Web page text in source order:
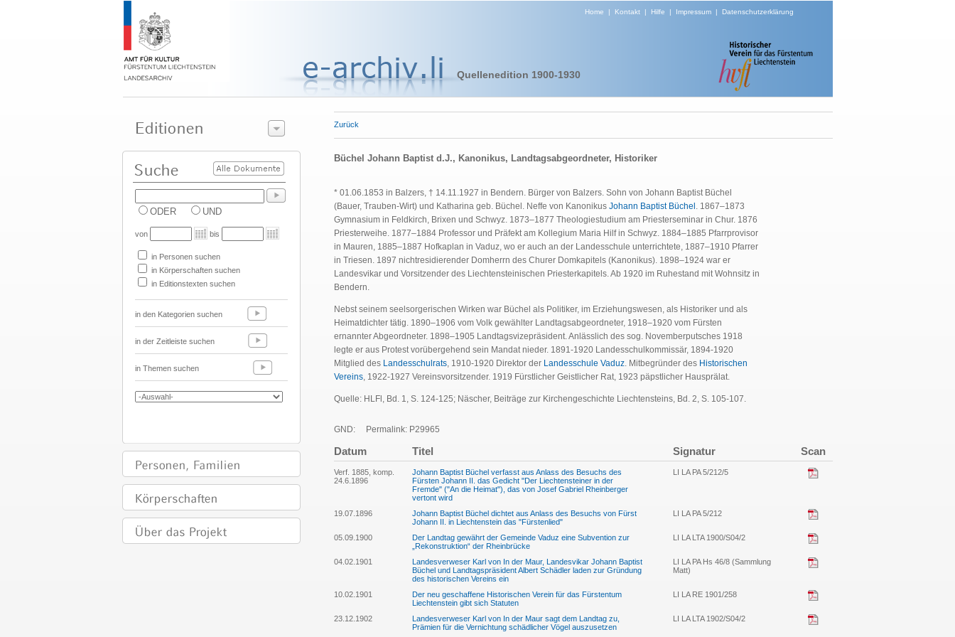
Home | Kontakt| Hilfe | Impressum| Datenschutzerklärung
Quellenedition 1900-1930
ODER UND
von bis
in Personen suchen
in Körperschaften suchen
in Editionstexten suchen
in den Kategorien suchen
in der Zeitleiste suchen
in Themen suchen
Zurück
Büchel Johann Baptist d.J., Kanonikus, Landtagsabgeordneter, Historiker
* 01.06.1853 in Balzers, † 14.11.1927 in Bendern. Bürger von Balzers. Sohn von Johann Baptist Büchel
(Bauer, Trauben-Wirt) und Katharina geb. Büchel. Neffe von Kanonikus Johann Baptist Büchel . 1867–1873
Gymnasium in Feldkirch, Brixen und Schwyz. 1873–1877 Theologiestudium am Priesterseminar in Chur. 1876
Priesterweihe. 1877–1884 Professor und Präfekt am Kollegium Maria Hilf in Schwyz. 1884–1885 Pfarrprovisor
in Mauren, 1885–1887 Hofkaplan in Vaduz, wo er auch an der Landesschule unterrichtete, 1887–1910 Pfarrer
in Triesen. 1897 nichtresidierender Domherrn des Churer Domkapitels (Kanonikus). 1898–1924 war er
Landesvikar und Vorsitzender des Liechtensteinischen Priesterkapitels.Ab 1920 im Ruhestand mit Wohnsitz in
Bendern.
Nebst seinem seelsorgerischen Wirken war Büchel als Politiker, im Erziehungswesen, als Historiker und als
Heimatdichter tätig. 1890–1906 vom Volk gewählter Landtagsabgeordneter, 1918–1920 vom Fürsten
ernannter Abgeordneter. 1898–1905 Landtagsvizepräsident. Anlässlich des sog. Novemberputsches 1918
legte er aus Protest vorübergehend sein Mandat nieder. 1891-1920 Landesschulkommissär, 1894-1920
Mitglied des Landesschulrats, 1910-1920 Direktor der Landesschule Vaduz. Mitbegründer des Historischen
Vereins, 1922-1927 Vereinsvorsitzender. 1919 Fürstlicher Geistlicher Rat, 1923 päpstlicher Hausprälat.
Quelle: HLFl, Bd. 1, S. 124-125; Näscher, Beiträge zur Kirchengeschichte Liechtensteins, Bd. 2, S. 105-107.
GND: Permalink: P29965
Datum Titel Signatur Scan
Verf. 1885, komp.
24.6.1896
Johann Baptist Büchel verfasst aus Anlass des Besuchs des
Fürsten Johann II. das Gedicht "Der Liechtensteiner in der
Fremde" ("An die Heimat"), das von Josef Gabriel Rheinberger
vertont wird
LI LA PA 5/212/5
19.07.1896
Johann Baptist Büchel dichtet aus Anlass des Besuchs von Fürst
Johann II. in Liechtenstein das "Fürstenlied"
LI LA PA 5/212
05.09.1900
Der Landtag gewährt der Gemeinde Vaduz eine Subvention zur
„Rekonstruktion“ der Rheinbrücke
LI LA LTA 1900/S04/2
04.02.1901
Landesverweser Karl von In der Maur, Landesvikar Johann Baptist
Büchel und Landtagspräsident Albert Schädler laden zur Gründung
des historischen Vereins ein
LI LA PA Hs 46/8 (Sammlung
Matt)
10.02.1901
Der neu geschaffene Historischen Verein für das Fürstentum
Liechtenstein gibt sich Statuten
LI LA RE 1901/258
23.12.1902
Landesverweser Karl von In der Maur sagt dem Landtag zu,
Prämien für die Vernichtung schädlicher Vögel auszusetzen
LI LA LTA 1902/S04/2